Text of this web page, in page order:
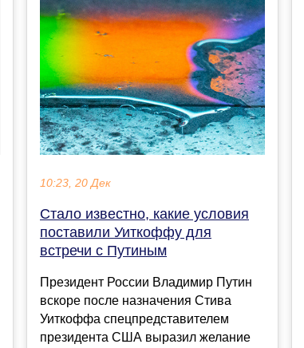
10:23, 20 Дек
Стало известно, какие условия
поставили Уиткоффу для
встречи с Путиным
Президент России Владимир Путин
вскоре после назначения Стива
Уиткоффа спецпредставителем
президента США выразил желание